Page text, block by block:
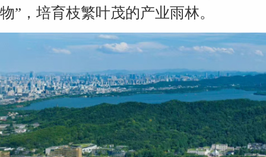
物”，培育枝繁叶茂的产业雨林。